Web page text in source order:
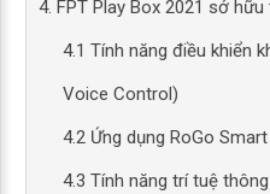
4. FPT Play Box 2021 sở hữu
4.1 Tính năng điều khiển
Voice Control)
4.2 Ứng dụng RoGo
4.3 Tính năng trí tuệ